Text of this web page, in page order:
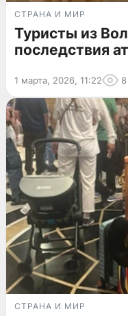
СТРАНА И МИР
Туристы из
последствия
1 марта, 2026, 11:22 8
СТРАНА И МИР